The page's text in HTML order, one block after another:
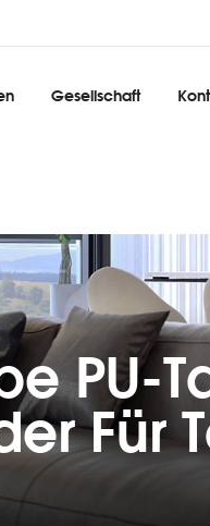
Gesellschaft
PU-
Für